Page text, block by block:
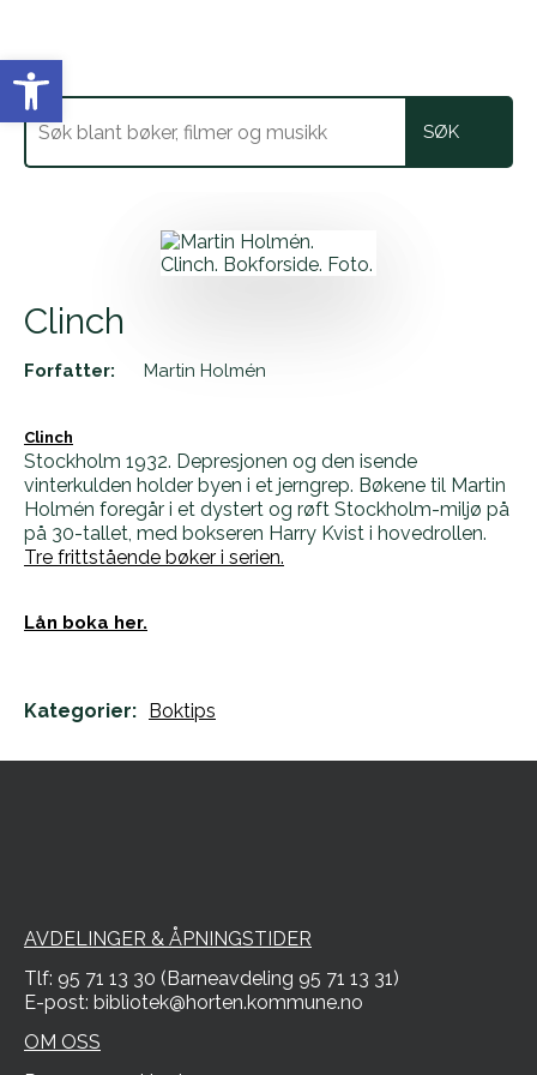
Clinch
Forfatter: Martin Holmén
Clinch
Stockholm 1932. Depresjonen og den isende
vinterkulden holder byen i et jerngrep. Bøkene til Martin
Holmén foregår i et dystert og røft Stockholm-miljø på
på 30-tallet, med bokseren Harry Kvist i hovedrollen.
Tre frittstående bøker i serien.
Lån boka her.
Kategorier: Boktips
AVDELINGER & ÅPNINGSTIDER
Tlf: 95 71 13 30 (Barneavdeling 95 71 13 31)
E-post: bibliotek@horten.kommune.no
OM OSS
Vis verktøylinjen